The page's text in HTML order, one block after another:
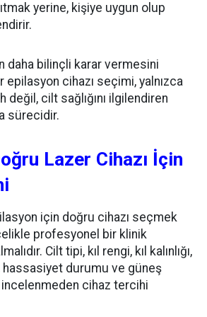
yerine, kişiye uygun olup
daha bilinçli karar vermesini
epilasyon cihazı seçimi, yalnızca
cilt sağlığını ilgilendiren
sürecidir.
Lazer Cihazı İçin
için doğru cihazı seçmek
profesyonel bir klinik
Cilt tipi, kıl rengi, kıl kalınlığı,
hassasiyet durumu ve güneş
cihaz tercihi